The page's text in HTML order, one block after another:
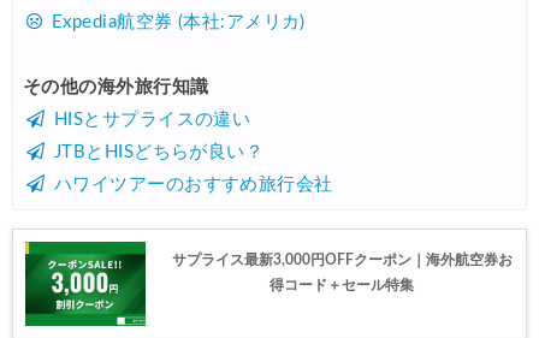
05/15 楽天トラベル) 海外ツアー 最大30,000円OFFクーポン
05/14 Trip.com) 航空券+ホテル 最大5,000円OFFクーポン
05/14 Trip.com) 海外航空券 最大3,000円OFFクーポン
HIS) 海外航空券タイムセール
05/12 Trip.com) 航空券+ホテル 最大5,000円OFFクーポン
Expedia航空券 (本社:アメリカ)
その他の海外旅行知識
HISとサプライスの違い
JTBとHISどちらが良い？
ハワイツアーのおすすめ旅行会社
サプライス最新3,000円OFFクーポン｜海外航空券お
得コード＋セール特集